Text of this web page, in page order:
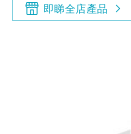
即睇全店產品